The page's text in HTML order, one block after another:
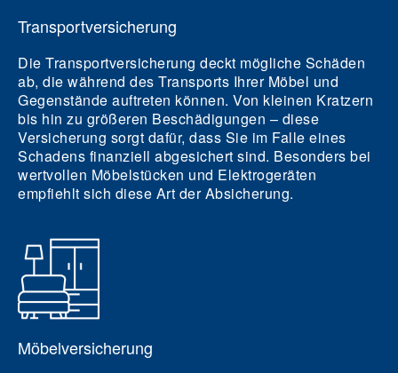
Transportversicherung
Die Transportversicherung deckt mögliche Schäden
ab, die während des Transports Ihrer Möbel und
Gegenstände auftreten können. Von kleinen Kratzern
bis hin zu größeren Beschädigungen – diese
Versicherung sorgt dafür, dass Sie im Falle eines
Schadens finanziell abgesichert sind. Besonders bei
wertvollen Möbelstücken und Elektrogeräten
empfiehlt sich diese Art der Absicherung.
Möbelversicherung